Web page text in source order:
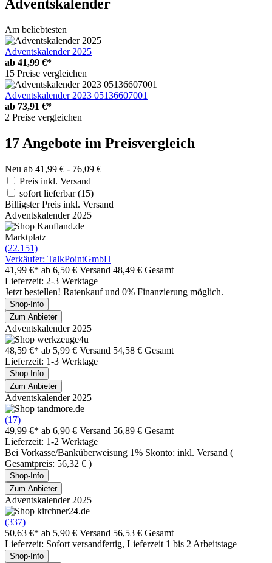
Adventskalender
Am beliebtesten
Adventskalender 2025
ab 41,99 €*
15 Preise vergleichen
Adventskalender 2023 05136607001
ab 73,91 €*
2 Preise vergleichen
17 Angebote im Preisvergleich
Neu ab 41,99 € - 76,09 €
Preis inkl. Versand
sofort lieferbar(15)
Billigster Preis inkl. Versand
Adventskalender 2025
Marktplatz
(22.151)
Verkäufer: TalkPointGmbH
41,99 €* ab 6,50 € Versand 48,49 € Gesamt
Lieferzeit: 2-3 Werktage
Jetzt bestellen! Ratenkauf und 0% Finanzierung möglich.
Shop-Info
Zum Anbieter
Adventskalender 2025
48,59 €* ab 5,99 € Versand 54,58 € Gesamt
Lieferzeit: 1-3 Werktage
Shop-Info
Zum Anbieter
Adventskalender 2025
(17)
49,99 €* ab 6,90 € Versand 56,89 € Gesamt
Lieferzeit: 1-2 Werktage
Bei Vorkasse/Banküberweisung 1% Skonto: inkl. Versand (
Gesamtpreis: 56,32 € )
Shop-Info
Zum Anbieter
Adventskalender 2025
(337)
50,63 €* ab 5,90 € Versand 56,53 € Gesamt
Lieferzeit: Sofort versandfertig, Lieferzeit 1 bis 2 Arbeitstage
Shop-Info